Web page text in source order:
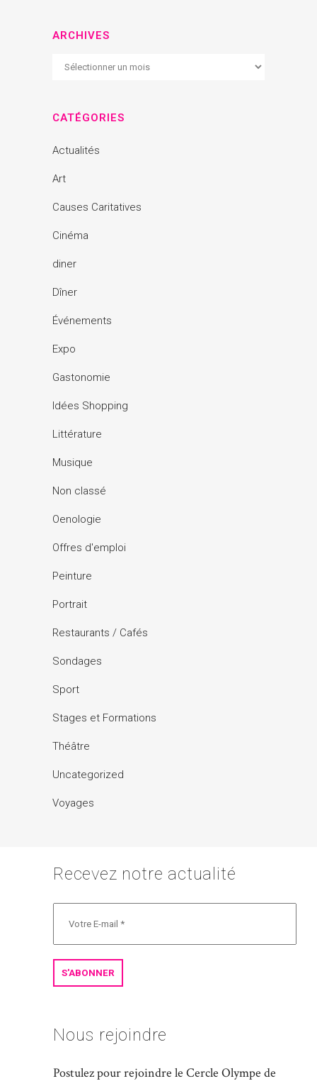
ARCHIVES
Archives
CATÉGORIES
Actualités
Art
Causes Caritatives
Cinéma
diner
Dîner
Événements
Expo
Gastonomie
Idées Shopping
Littérature
Musique
Non classé
Oenologie
Offres d'emploi
Peinture
Portrait
Restaurants / Cafés
Sondages
Sport
Stages et Formations
Théâtre
Uncategorized
Voyages
Recevez notre actualité
Nous rejoindre
Postulez pour rejoindre le Cercle Olympe de